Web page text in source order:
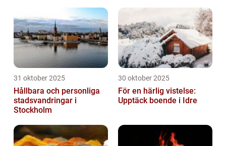
31 oktober 2025
Hållbara och personliga
stadsvandringar i
Stockholm
30 oktober 2025
För en härlig vistelse:
Upptäck boende i Idre